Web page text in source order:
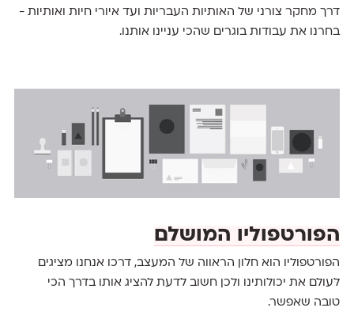
דרך מחקר צורני של האותיות העבריות ועד איורי חיות ואותיות -
בחרנו את עבודות בוגרים שהכי עניינו אותנו.
הפורטפוליו המושלם
הפורטפוליו הוא חלון הראווה של המעצב, דרכו אנחנו מציגים
לעולם את יכולותינו ולכן חשוב לדעת להציג אותו בדרך הכי
טובה שאפשר.